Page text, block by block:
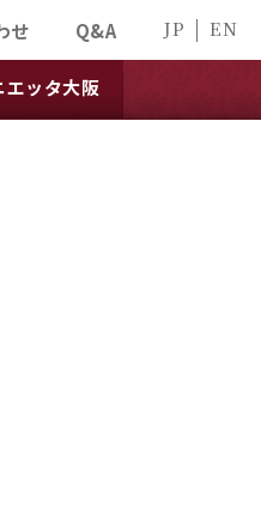
せ Q&A JP EN
エッタ大阪